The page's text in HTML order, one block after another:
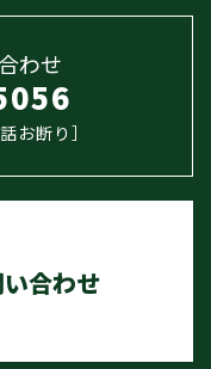
わせ
お断り］
合わせ